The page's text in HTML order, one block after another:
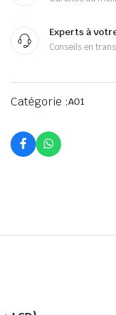
Experts à
Conseils en
Catégorie :A01